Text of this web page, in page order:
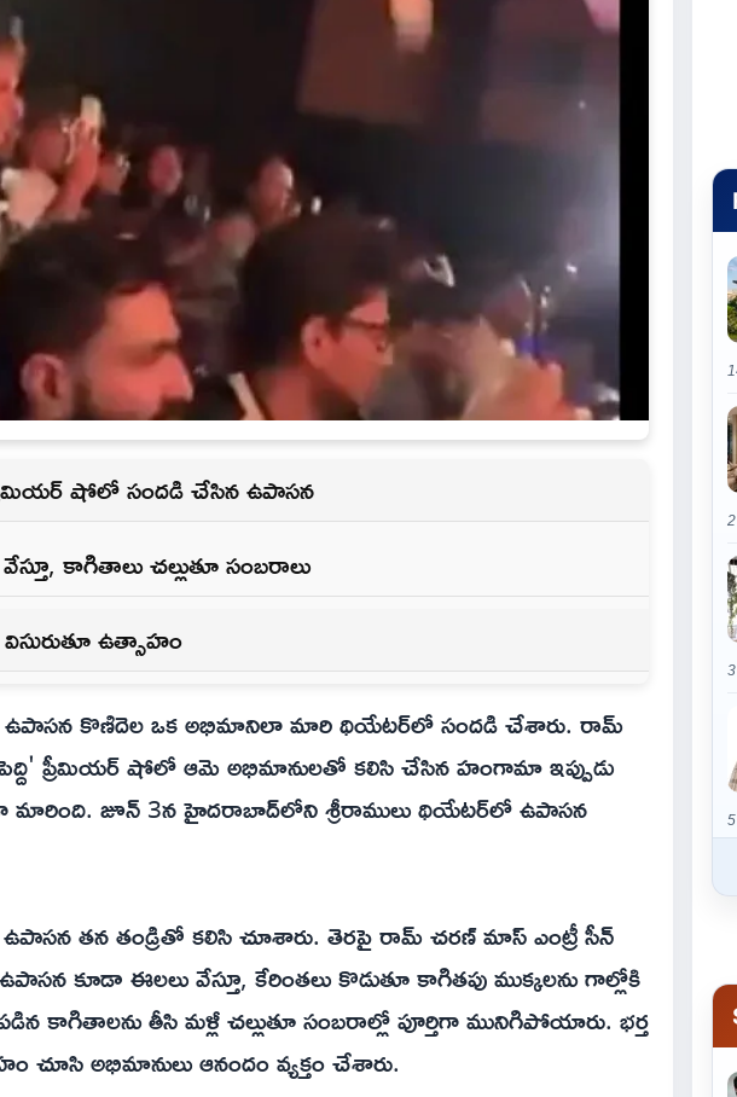
షోలో సందడి చేసిన ఉపాసన
కాగితాలు చల్లుతూ సంబరాలు
విసురుతూ ఉత్సాహం
ఉపాసన కొణిదెల ఒక అభిమానిలా మారి థియేటర్‌లో సందడి చేశారు. రామ్
ప్రీమియర్ షోలో ఆమె అభిమానులతో కలిసి చేసిన హంగామా ఇప్పుడు
జూన్ 3న హైదరాబాద్‌లోని శ్రీరాములు థియేటర్‌లో ఉపాసన
తన తండ్రితో కలిసి చూశారు. తెరపై రామ్ చరణ్ మాస్ ఎంట్రీ సీన్
కూడా ఈలలు వేస్తూ, కేరింతలు కొడుతూ కాగితపు ముక్కలను గాల్లోకి
కాగితాలను తీసి మళ్లీ చల్లుతూ సంబరాల్లో పూర్తిగా మునిగిపోయారు. భర్త
అభిమానులు ఆనందం వ్యక్తం చేశారు.